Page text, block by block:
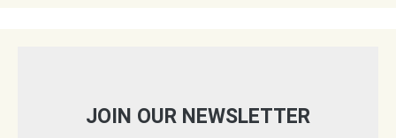
JOIN OUR NEWSLETTER